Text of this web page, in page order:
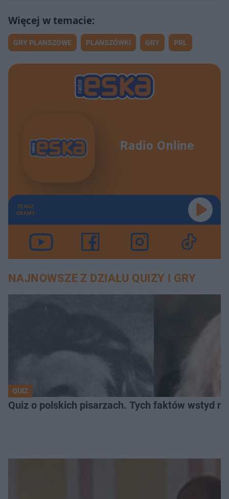
GRY PLANSZOWE PLANSZÓWKI GRY PRL
Radio Online
TERAZ
GRAMY
NAJNOWSZE Z DZIAŁU QUIZY I GRY
QUIZ
Quiz o polskich pisarzach. Tych faktów wstyd